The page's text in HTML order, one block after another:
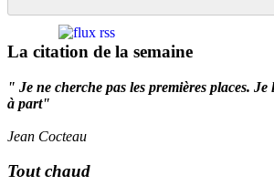
La citation de la semaine
" Je ne cherche pas les premières places. Je
à part"
Jean Cocteau
Tout chaud